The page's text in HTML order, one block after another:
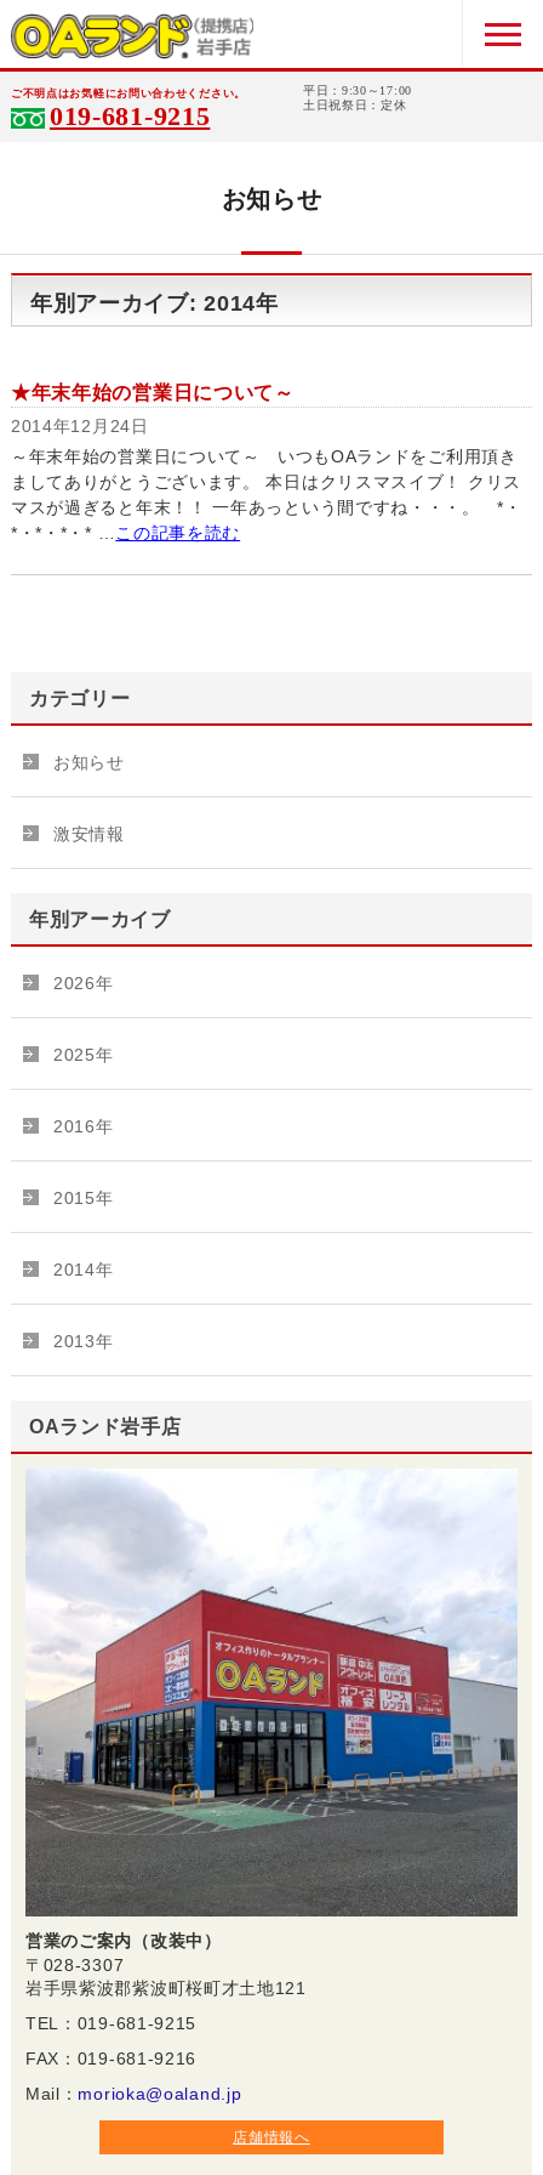
ご不明点はお気軽にお問い合わせください。
019-681-9215
平日：9:30～17:00
土日祝祭日：定休
お知らせ
年別アーカイブ: 2014年
★年末年始の営業日について～
2014年12月24日
～年末年始の営業日について～ いつもOAランドをご利用頂き
ましてありがとうございます。 本日はクリスマスイブ！ クリス
マスが過ぎると年末！！ 一年あっという間ですね・・・。 *・
*・*・*・* …
この記事を読む
カテゴリー
お知らせ
激安情報
年別アーカイブ
2026年
2025年
2016年
2015年
2014年
2013年
OAランド岩手店
営業のご案内（改装中）
〒028-3307
岩手県紫波郡紫波町桜町才土地121
TEL：019-681-9215
FAX：019-681-9216
Mail： morioka@oaland.jp
店舗情報へ